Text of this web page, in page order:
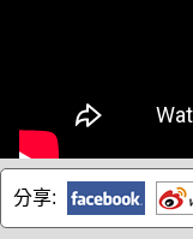
分享: